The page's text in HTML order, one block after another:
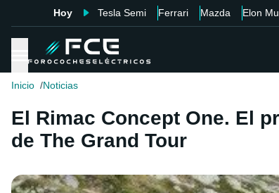
Hoy Tesla Semi Ferrari Mazda Elon
Inicio Noticias
El Rimac Concept One. El
de The Grand Tour